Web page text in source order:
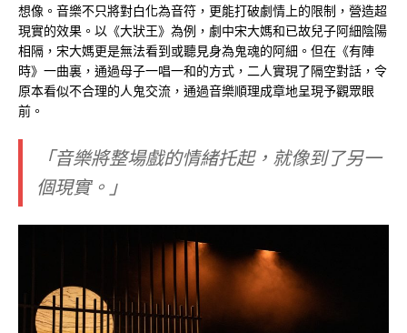
想像。音樂不只將對白化為音符，更能打破劇情上的限制，營造超
現實的效果。以《大狀王》為例，劇中宋大媽和已故兒子阿細陰陽
相隔，宋大媽更是無法看到或聽見身為鬼魂的阿細。但在《有陣
時》一曲裏，通過母子一唱一和的方式，二人實現了隔空對話，令
原本看似不合理的人鬼交流，通過音樂順理成章地呈現予觀眾眼
前。
「音樂將整場戲的情緒托起，就像到了另一
個現實。」